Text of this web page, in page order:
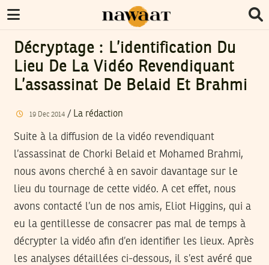
Décryptage : L’identification Du
Lieu De La Vidéo Revendiquant
L’assassinat De Belaid Et Brahmi
19 Dec 2014/ La rédaction
Suite à la diffusion de la vidéo revendiquant
l’assassinat de Chorki Belaid et Mohamed Brahmi,
nous avons cherché à en savoir davantage sur le
lieu du tournage de cette vidéo. A cet effet, nous
avons contacté l’un de nos amis, Eliot Higgins, qui a
eu la gentillesse de consacrer pas mal de temps à
décrypter la vidéo afin d’en identifier les lieux. Après
les analyses détaillées ci-dessous, il s’est avéré que